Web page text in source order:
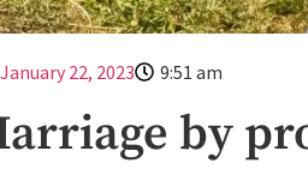
January 22, 2023 9:51 am
by